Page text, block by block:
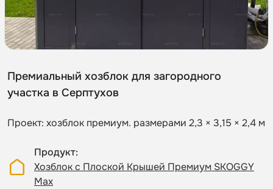
Премиальный хозблок для загородного
участка в Серптухов
Проект: хозблок премиум. размерами 2,3 × 3,15 × 2,4 м
Продукт
Хозблок с Плоской Крышей Премиум SKOGGY
Max